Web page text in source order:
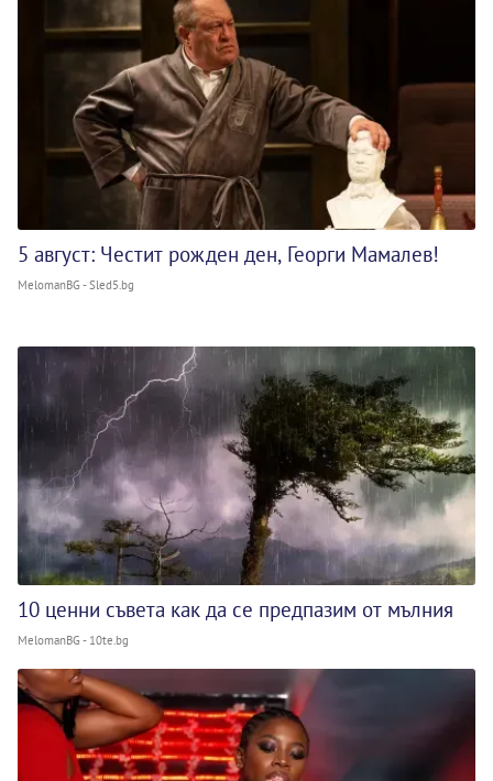
5 август: Честит рожден ден, Георги Мамалев!
MelomanBG - Sled5.bg
10 ценни съвета как да се предпазим от мълния
MelomanBG - 10te.bg